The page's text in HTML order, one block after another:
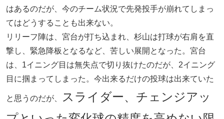
はあるのだが、今のチーム状況で先発投手が崩れてしまっ
てはどうすることも出来ない。
リリーフ陣は、宮台が打ち込まれ、杉山は打球が右肩を直
撃し、緊急降板となるなど、苦しい展開となった。宮台
は、1イニング目は無失点で切り抜けたのだが、2イニング
目に掴まってしまった。今出来るだけの投球は出来ていた
と思うのだが、
スライダー、チェンジアッ